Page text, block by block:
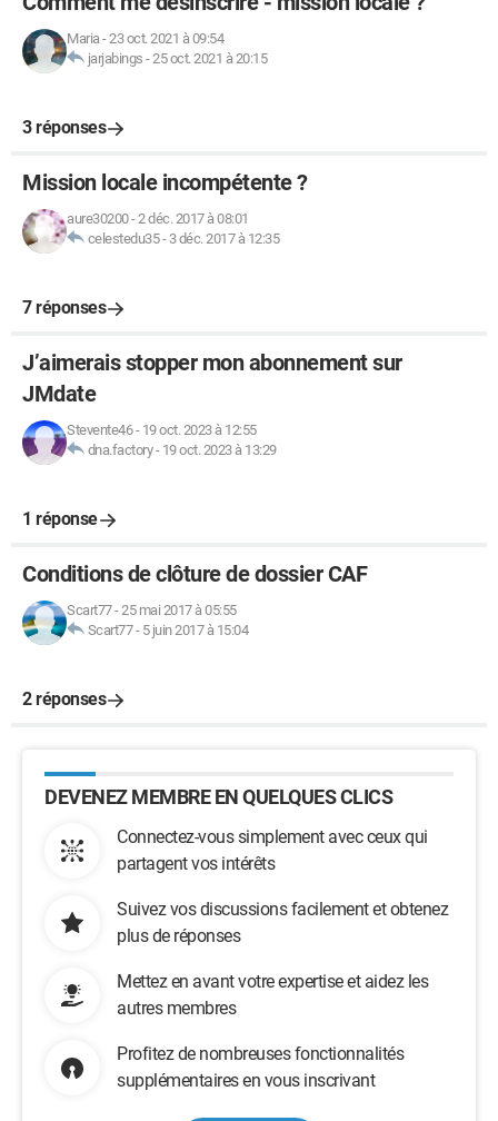
Maria-23 oct. 2021 à 09:54
jarjabings -25 oct. 2021 à 20:15
3 réponses
Mission locale incompétente ?
aure30200-2 déc. 2017 à 08:01
celestedu35- 3 déc. 2017 à 12:35
7 réponses
J’aimerais stopper mon abonnement sur
JMdate
Stevente46- 19 oct. 2023 à 12:55
dna.factory- 19 oct. 2023 à 13:29
1 réponse
Conditions de clôture de dossier CAF
Scart77-25 mai 2017 à 05:55
Scart77- 5 juin 2017 à 15:04
2 réponses
DEVENEZ MEMBRE EN QUELQUES CLICS
Connectez-vous simplement avec ceux qui
partagent vos intérêts
Suivez vos discussions facilement et obtenez
plus de réponses
Mettez en avant votre expertise et aidez les
autres membres
Profitez de nombreuses fonctionnalités
supplémentaires en vous inscrivant